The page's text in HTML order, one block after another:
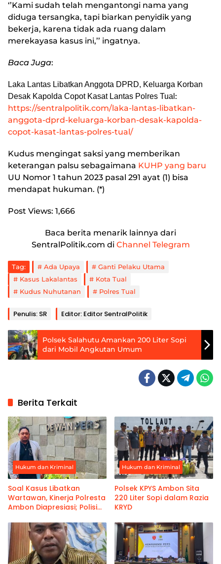
‘’Kami sudah telah mengantongi nama yang
diduga tersangka, tapi biarkan penyidik yang
bekerja, karena tidak ada ruang dalam
merekayasa kasus ini,’’ ingatnya.
Baca Juga:
Laka Lantas Libatkan Anggota DPRD, Keluarga Korban
Desak Kapolda Copot Kasat Lantas Polres Tual :
https://sentralpolitik.com/laka-lantas-libatkan-
anggota-dprd-keluarga-korban-desak-kapolda-
copot-kasat-lantas-polres-tual/
Kudus mengingat saksi yang memberikan
keterangan palsu sebagaimana KUHP yang baru
UU Nomor 1 tahun 2023 pasal 291 ayat (1) bisa
mendapat hukuman. (*)
Post Views: 1,666
Baca berita menarik lainnya dari
SentralPolitik.com di Channel Telegram
Tag: Ada Upaya
Ganti Pelaku Utama
Kasus Lakalantas
Kota Tual
Kudus Nuhutanan
Polres Tual
Penulis: SR Editor: Editor SentralPolitik
Polsek Salahutu Amankan 200 Liter Sopi
dari Mobil Angkutan Umum
Berita Terkait
Hukum dan Kriminal
Soal Kasus Libatkan
Wartawan, Kinerja Polresta
Ambon Diapresiasi; Polisi
Hukum dan Kriminal
Polsek KPYS Ambon Sita
220 Liter Sopi dalam Razia
KRYD